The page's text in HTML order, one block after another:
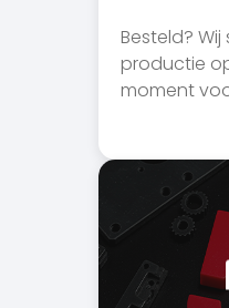
Besteld?
productie
moment